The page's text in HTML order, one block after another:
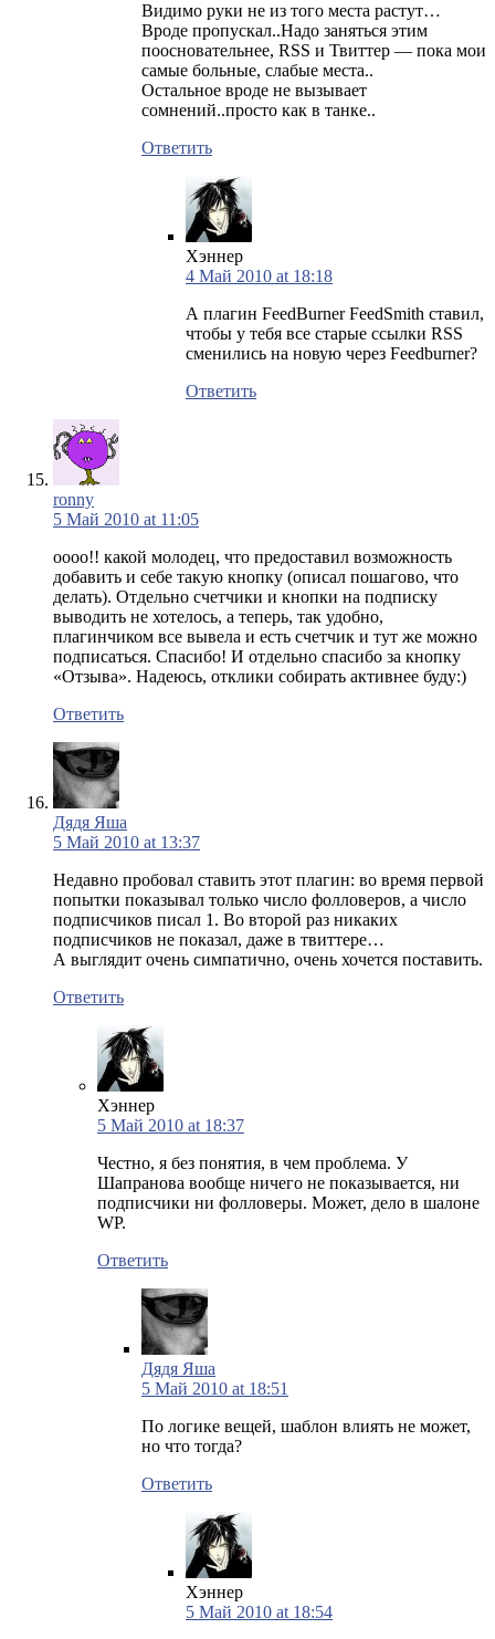
Видимо руки не из того места растут…
Вроде пропускал..Надо заняться этим
поосновательнее, RSS и Твиттер — пока мои
самые больные, слабые места..
Остальное вроде не вызывает
сомнений..просто как в танке..
Ответить
Хэннер
4 Май 2010 at 18:18
А плагин FeedBurner FeedSmith ставил,
чтобы у тебя все старые ссылки RSS
сменились на новую через Feedburner?
Ответить
ronny
5 Май 2010 at 11:05
оооо!! какой молодец, что предоставил возможность
добавить и себе такую кнопку (описал пошагово, что
делать). Отдельно счетчики и кнопки на подписку
выводить не хотелось, а теперь, так удобно,
плагинчиком все вывела и есть счетчик и тут же можно
подписаться. Спасибо! И отдельно спасибо за кнопку
«Отзыва». Надеюсь, отклики собирать активнее буду:)
Ответить
Дядя Яша
5 Май 2010 at 13:37
Недавно пробовал ставить этот плагин: во время первой
попытки показывал только число фолловеров, а число
подписчиков писал 1. Во второй раз никаких
подписчиков не показал, даже в твиттере…
А выглядит очень симпатично, очень хочется поставить.
Ответить
Хэннер
5 Май 2010 at 18:37
Честно, я без понятия, в чем проблема. У
Шапранова вообще ничего не показывается, ни
подписчики ни фолловеры. Может, дело в шалоне
WP.
Ответить
Дядя Яша
5 Май 2010 at 18:51
По логике вещей, шаблон влиять не может,
но что тогда?
Ответить
Хэннер
5 Май 2010 at 18:54